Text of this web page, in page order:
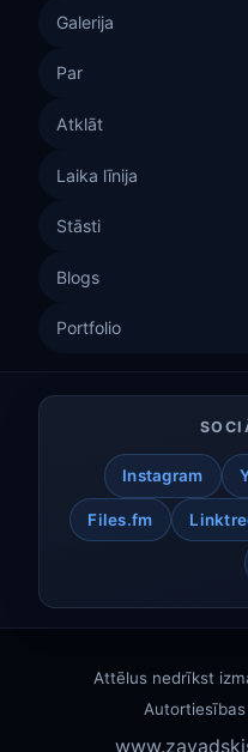
Galerija
Par
Atklāt
Laika līnija
Stāsti
Blogs
Portfolio
Instagram
Files.fm
Attēlus nedrīkst
Autortiesības